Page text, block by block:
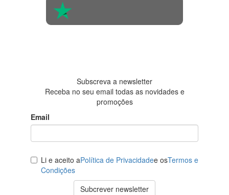
Subscreva a newsletter
Receba no seu email todas as novidades e
promoções
Email
Li e aceito aPolítica de Privacidadee osTermos e
Condições
Subcrever newsletter